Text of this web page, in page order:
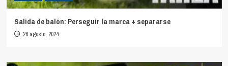
Salida de balón: Perseguir la marca + separarse
26 agosto, 2024